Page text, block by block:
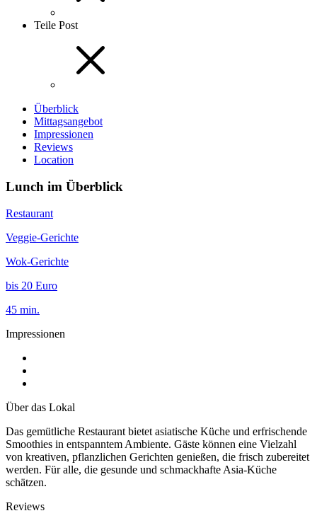
Teile Post
Überblick
Mittagsangebot
Impressionen
Reviews
Location
Lunch im Überblick
Restaurant
Veggie-Gerichte
Wok-Gerichte
bis 20 Euro
45 min.
Impressionen
Über das Lokal
Das gemütliche Restaurant bietet asiatische Küche und erfrischende
Smoothies in entspanntem Ambiente. Gäste können eine Vielzahl
von kreativen, pflanzlichen Gerichten genießen, die frisch zubereitet
werden. Für alle, die gesunde und schmackhafte Asia-Küche
schätzen.
Reviews